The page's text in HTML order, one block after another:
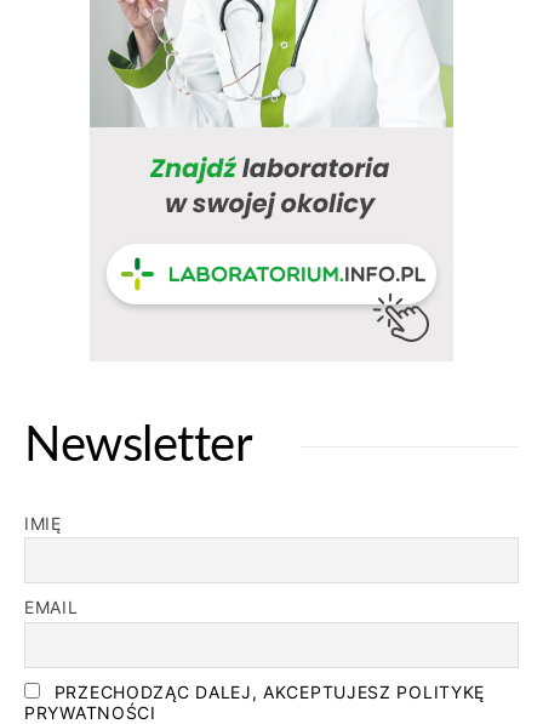
Newsletter
IMIĘ
EMAIL
PRZECHODZĄC DALEJ, AKCEPTUJESZ POLITYKĘ
PRYWATNOŚCI